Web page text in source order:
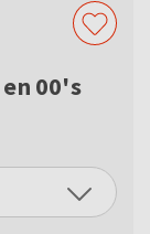
00's